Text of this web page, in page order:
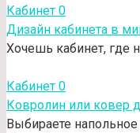
Кабинет 0
Дизайн кабинета в
Хочешь кабинет, где
Кабинет 0
Ковролин или ковер
Выбираете